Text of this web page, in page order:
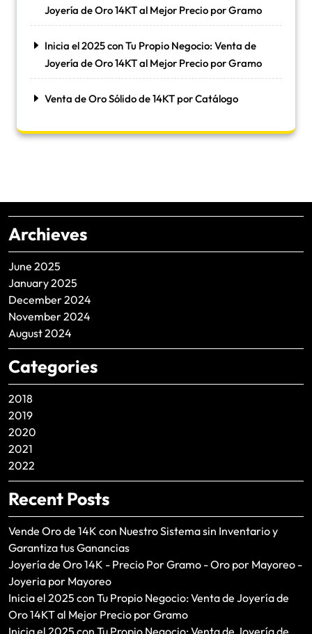
Joyería de Oro 14KT al Mejor Precio por Gramo
Inicia el 2025 con Tu Propio Negocio: Venta de
Joyería de Oro 14KT al Mejor Precio por Gramo
Venta de Oro Sólido de 14KT por Catálogo
Archieves
June 2025
January 2025
December 2024
November 2024
August 2024
Categories
2018
2019
2020
2021
2022
Recent Posts
Vende Oro de 14K con Nuestro Sistema sin Inventario y
Garantiza tus Ganancias
Joyería de Oro 14K - Precio Por Gramo - Oro por Mayoreo -
Joyeria por Mayoreo
Inicia el 2025 con Tu Propio Negocio: Venta de Joyería de
Oro 14KT al Mejor Precio por Gramo
Inicia el 2025 con Tu Propio Negocio: Venta de Joyería de